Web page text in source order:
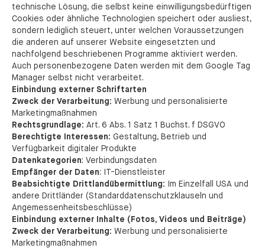
technische Lösung, die selbst keine einwilligungsbedürftigen
Cookies oder ähnliche Technologien speichert oder ausliest,
sondern lediglich steuert, unter welchen Voraussetzungen
die anderen auf unserer Website eingesetzten und
nachfolgend beschriebenen Programme aktiviert werden.
Auch personenbezogene Daten werden mit dem Google Tag
Manager selbst nicht verarbeitet.
Einbindung externer Schriftarten
Zweck der Verarbeitung: Werbung und personalisierte
Marketingmaßnahmen
Rechtsgrundlage: Art. 6 Abs. 1 Satz 1 Buchst. f DSGVO
Berechtigte Interessen: Gestaltung, Betrieb und
Verfügbarkeit digitaler Produkte
Datenkategorien: Verbindungsdaten
Empfänger der Daten: IT-Dienstleister
Beabsichtigte Drittlandübermittlung: Im Einzelfall USA und
andere Drittländer (Standarddatenschutzklauseln und
Angemessenheitsbeschlüsse)
Einbindung externer Inhalte (Fotos, Videos und Beiträge)
Zweck der Verarbeitung: Werbung und personalisierte
Marketingmaßnahmen